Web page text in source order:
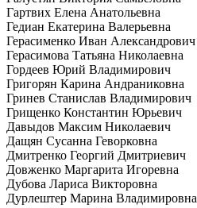
Гартвих Елена Анатольевна
Гедиан Екатерина Валерьевна
Герасименко Иван Александрович
Герасимова Татьяна Николаевна
Гордеев Юрий Владимирович
Григорян Карина Андраниковна
Гринев Станислав Владимирович
Грищенко Константин Юрьевич
Давыдов Максим Николаевич
Дащян Сусанна Геворковна
Дмитренко Георгий Дмитриевич
Довженко Маргарита Игоревна
Дубова Лариса Викторовна
Дурлештер Марина Владимировна